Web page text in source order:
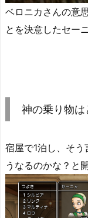
ベロニカさんの意
とを決意したセー
神の乗り物は
宿屋で1泊し、そ
うなるのかな？と